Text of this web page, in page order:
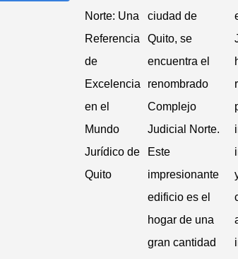
Norte: Una
Referencia
de
Excelencia
en el
Mundo
Jurídico de
Quito
ciudad de
Quito, se
encuentra el
renombrado
Complejo
Judicial Norte.
Este
impresionante
edificio es el
hogar de una
gran cantidad